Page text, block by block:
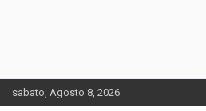
to
sabato, Agosto 8, 2026